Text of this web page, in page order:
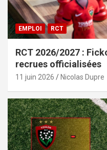
EMPLOI RCT
RCT 2026/2027 :
recrues officialisées
11 juin 2026 Nicolas Dupre